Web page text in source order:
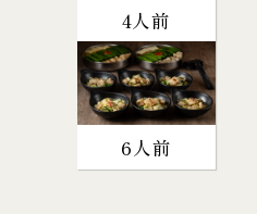
4人前
6人前